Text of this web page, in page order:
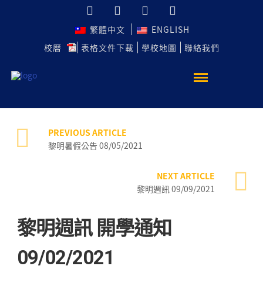
繁體中文
ENGLISH
校曆
表格文件下載 學校地圖 聯絡我們
PREVIOUS ARTICLE
黎明暑假公告 08/05/2021
NEXT ARTICLE
黎明週訊 09/09/2021
黎明週訊 開學通知
09/02/2021